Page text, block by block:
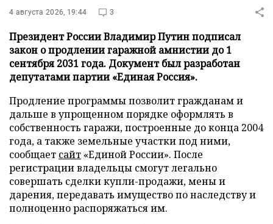
4 августа 2026, 19:44 3
Президент России Владимир Путин подписал
закон о продлении гаражной амнистии до 1
сентября 2031 года. Документ был разработан
депутатами партии «Единая Россия».
Продление программы позволит гражданам и
дальше в упрощенном порядке оформлять в
собственность гаражи, построенные до конца 2004
года, а также земельные участки под ними,
сообщает сайт «Единой России». После
регистрации владельцы смогут легально
совершать сделки купли-продажи, мены и
дарения, передавать имущество по наследству и
полноценно распоряжаться им.